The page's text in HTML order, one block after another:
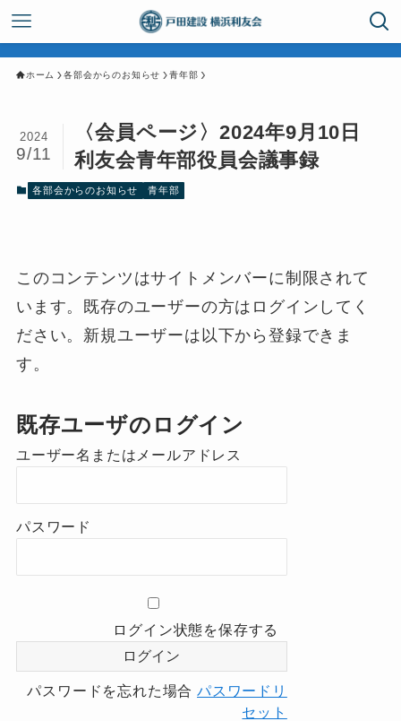
ホーム 各部会からのお知らせ 青年部
〈会員ページ〉2024年9月10日
利友会青年部役員会議事録
2024
9/11
各部会からのお知らせ 青年部
このコンテンツはサイトメンバーに制限されて
います。既存のユーザーの方はログインしてく
ださい。新規ユーザーは以下から登録できま
す。
既存ユーザのログイン
ユーザー名またはメールアドレス
パスワード
ログイン状態を保存する
パスワードを忘れた場合パスワードリ
セット